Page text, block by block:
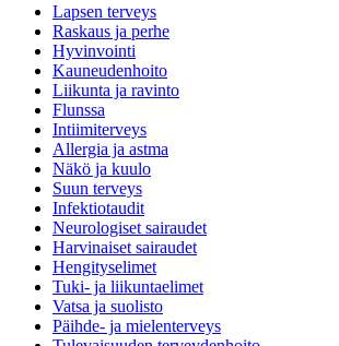
Lapsen terveys
Raskaus ja perhe
Hyvinvointi
Kauneudenhoito
Liikunta ja ravinto
Flunssa
Intiimiterveys
Allergia ja astma
Näkö ja kuulo
Suun terveys
Infektiotaudit
Neurologiset sairaudet
Harvinaiset sairaudet
Hengityselimet
Tuki- ja liikuntaelimet
Vatsa ja suolisto
Päihde- ja mielenterveys